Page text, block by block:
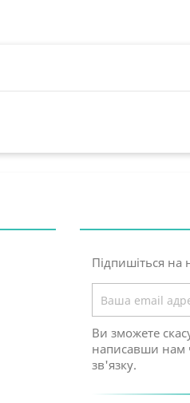
Підпишіться на
Ви зможете
написавши нам
зв'язку.